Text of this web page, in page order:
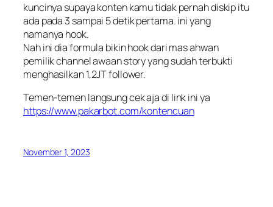
kuncinya supaya konten kamu tidak pernah diskip itu
ada pada 3 sampai 5 detik pertama. ini yang
namanya hook.
Nah ini dia formula bikin hook dari mas ahwan
pemilik channel awaan story yang sudah terbukti
menghasilkan 1,2JT follower.
Temen-temen langsung cek aja di link ini ya
https://www.pakarbot.com/kontencuan
November 1, 2023